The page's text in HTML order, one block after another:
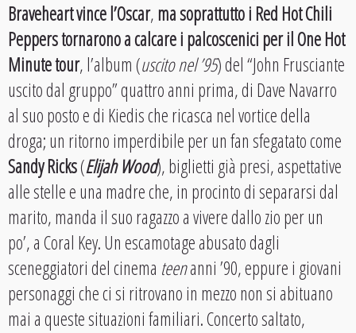
Braveheart vince l’Oscar,ma soprattutto i Red Hot Chili
Peppers tornarono a calcare i palcoscenici per il One Hot
Minute tour, l’album (uscito nel ’95) del “John Frusciante
uscito dal gruppo” quattro anni prima, di Dave Navarro
al suo posto e di Kiedis che ricasca nel vortice della
droga; un ritorno imperdibile per un fan sfegatato come
Sandy Ricks(Elijah Wood), biglietti già presi, aspettative
alle stelle e una madre che, in procinto di separarsi dal
marito, manda il suo ragazzo a vivere dallo zio per un
po’, a Coral Key. Un escamotage abusato dagli
sceneggiatori del cinema teenanni ’90, eppure i giovani
personaggi che ci si ritrovano in mezzo non si abituano
mai a queste situazioni familiari. Concerto saltato,